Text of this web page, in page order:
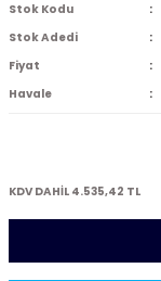
Stok Kodu
Stok Adedi
Fiyat
Havale
KDV DAHİL 4.535,42 TL